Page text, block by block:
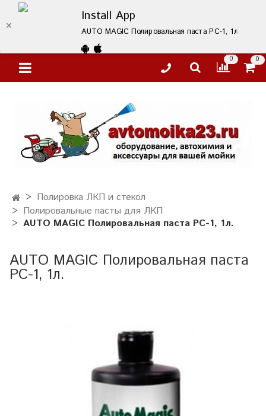
Install App
AUTO MAGIC Полировальная паста PC-1, 1л. –
0 0
Полировка ЛКП и стекол
Полировальные пасты для ЛКП
AUTO MAGIC Полировальная паста PC-1, 1л.
AUTO MAGIC Полировальная паста
PC-1, 1л.